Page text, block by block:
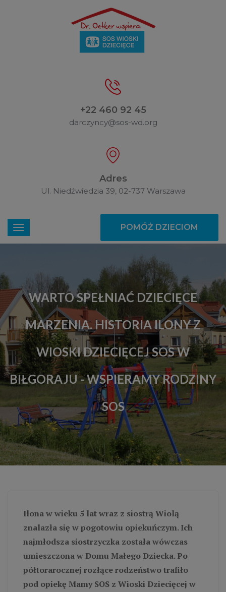
+22 460 92 45
darczyncy@sos-wd.org
Adres
Ul. Niedźwiedzia 39, 02-737 Warszawa
POMÓŻ DZIECIOM
WARTO SPEŁNIAĆ DZIECIĘCE
MARZENIA. HISTORIA ILONY Z
WIOSKI DZIECIĘCEJ SOS W
BIŁGORAJU - WSPIERAMY RODZINY
SOS
Ilona w wieku 5 lat wraz z siostrą Wiolą
znalazła się w pogotowiu opiekuńczym. Ich
najmłodsza siostrzyczka została wówczas
umieszczona w Domu Małego Dziecka. Po
półtorarocznej rozłące rodzeństwo trafiło
pod opiekę Mamy SOS z Wioski Dziecięcej w